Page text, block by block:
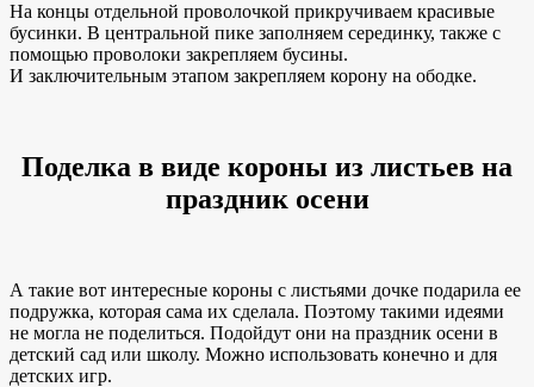
На концы отдельной проволочкой прикручиваем красивые
бусинки. В центральной пике заполняем серединку, также с
помощью проволоки закрепляем бусины.
И заключительным этапом закрепляем корону на ободке.
Поделка в виде короны из листьев на
праздник осени
А такие вот интересные короны с листьями дочке подарила ее
подружка, которая сама их сделала. Поэтому такими идеями
не могла не поделиться. Подойдут они на праздник осени в
детский сад или школу. Можно использовать конечно и для
детских игр.